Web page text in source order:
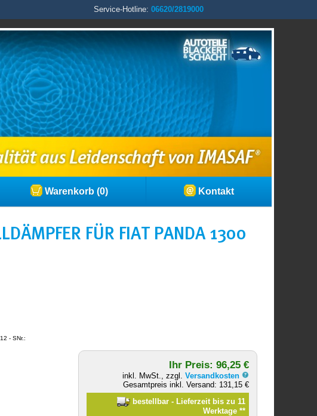
Service-Hotline: 06620/2819000
Warenkorb (0) Kontakt
FÜR FIAT PANDA 1300
- SNr.:
Ihr Preis: 96,25 €
inkl. MwSt., zzgl.Versandkosten
Gesamtpreis inkl. Versand: 131,15 €
bestellbar - Lieferzeit bis zu 11
Werktage **